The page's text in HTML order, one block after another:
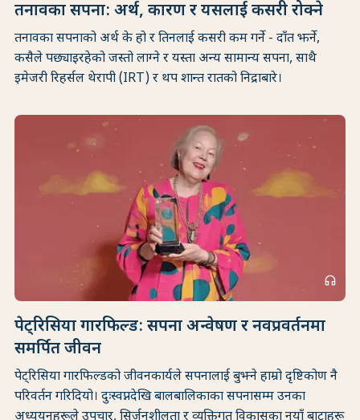
तनावका सपना: अर्थ, कारण र यसलाई कसरी रोक्ने
तनावका सपनाको अर्थ के हो र तिनलाई कसरी कम गर्ने - दाँत झर्ने,
कसैले पछ्याइरहेको जस्तो लाग्ने र यस्ता अन्य सामान्य सपना, साथै
इमेजरी रिहर्सल थेरापी (IRT) र थप शान्त रातको निद्राबारे।
headphones
पेट्रिसिया गारफिल्ड: सपना अन्वेषण र नवप्रवर्तनमा
समर्पित जीवन
पेट्रिसिया गारफिल्डको जीवनकार्यले सपनालाई बुझ्ने हाम्रो दृष्टिकोण नै
परिवर्तन गरिदियो। दुःस्वप्नदेखि बालबालिकाका सपनासम्म उनका